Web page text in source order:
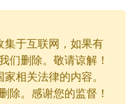
集于互联网，如果有
们删除。敬请谅解！
相关法律的内容。
除。感谢您的监督！